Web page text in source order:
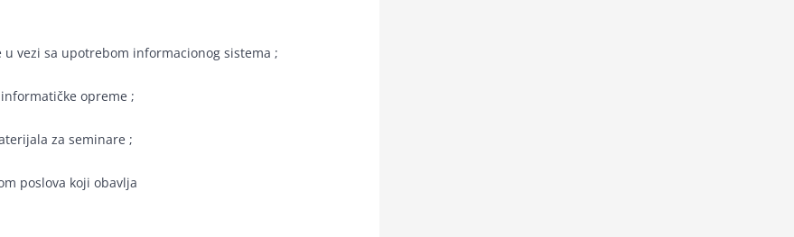
vezi sa upotrebom informacionog sistema ;
opreme ;
za seminare ;
poslova koji obavlja